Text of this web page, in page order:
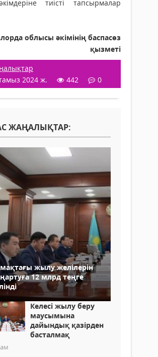
тиісті тапсырмалар
облысы әкімінің баспасөз
қызметі
2024 ж.
442 0
ЖАҢАЛЫҚТАР:
жылу желілерін
12 млрд теңге
Келесі жылу беру
маусымына
дайындық қазірден
басталмақ